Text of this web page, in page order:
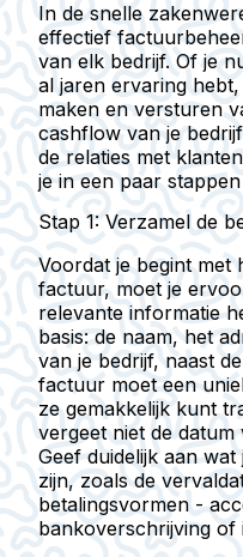
In de snelle
effectief
van elk bedrijf. Of je
al jaren ervaring
maken en versturen
cashflow van je
de relaties met
je in een paar
Stap 1: Verzamel de
Voordat je begint met
factuur, moet je
relevante informatie
basis: de naam, het
van je bedrijf, naast
factuur moet een
ze gemakkelijk kunt
vergeet niet de
Geef duidelijk aan
zijn, zoals de
betalingsvormen -
bankoverschrijving of